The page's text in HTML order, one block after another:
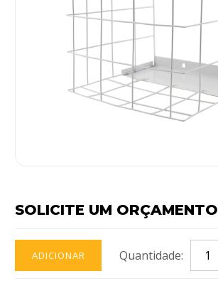
SOLICITE UM ORÇAMENTO
ADICIONAR Quantidade: